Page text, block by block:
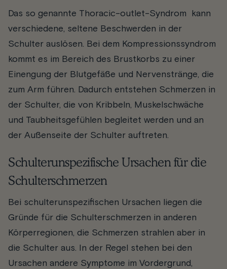
Das so genannte Thoracic-outlet-Syndrom kann
verschiedene, seltene Beschwerden in der
Schulter auslösen. Bei dem Kompressionssyndrom
kommt es im Bereich des Brustkorbs zu einer
Einengung der Blutgefäße und Nervenstränge, die
zum Arm führen. Dadurch entstehen Schmerzen in
der Schulter, die von Kribbeln, Muskelschwäche
und Taubheitsgefühlen begleitet werden und an
der Außenseite der Schulter auftreten.
Schulterunspezifische Ursachen für die
Schulterschmerzen
Bei schulterunspezifischen Ursachen liegen die
Gründe für die Schulterschmerzen in anderen
Körperregionen, die Schmerzen strahlen aber in
die Schulter aus. In der Regel stehen bei den
Ursachen andere Symptome im Vordergrund,